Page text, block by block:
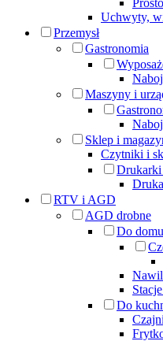
Uchwyty,
Przemysł
Gastronomia
Maszyny i
Sklep i
Czytniki i
Drukarki
RTV i AGD
AGD drobne
Do domu
Do